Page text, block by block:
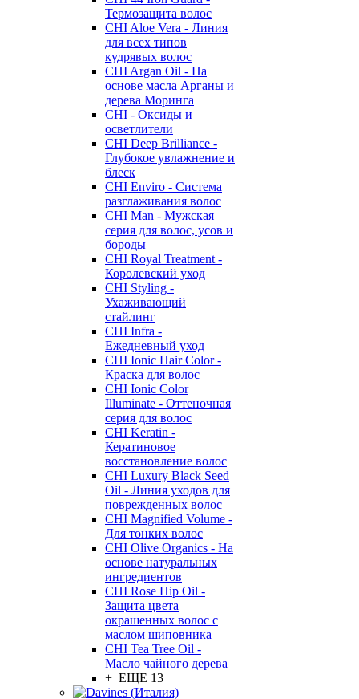
Термозащита волос
CHI Aloe Vera - Линия
для всех типов
кудрявых волос
CHI Argan Oil - На
основе масла Арганы и
дерева Моринга
CHI - Оксиды и
осветлители
CHI Deep Brilliance -
Глубокое увлажнение и
блеск
CHI Enviro - Система
разглаживания волос
CHI Man - Мужская
серия для волос, усов и
бороды
CHI Royal Treatment -
Королевский уход
CHI Styling -
Ухаживающий
стайлинг
CHI Infra -
Ежедневный уход
CHI Ionic Hair Color -
Краска для волос
CHI Ionic Color
Illuminate - Оттеночная
серия для волос
CHI Keratin -
Кератиновое
восстановление волос
CHI Luxury Black Seed
Oil - Линия уходов для
поврежденных волос
CHI Magnified Volume -
Для тонких волос
CHI Olive Organics - На
основе натуральных
ингредиентов
CHI Rose Hip Oil -
Защита цвета
окрашенных волос с
маслом шиповника
CHI Tea Tree Oil -
Масло чайного дерева
+ ЕЩЕ 13